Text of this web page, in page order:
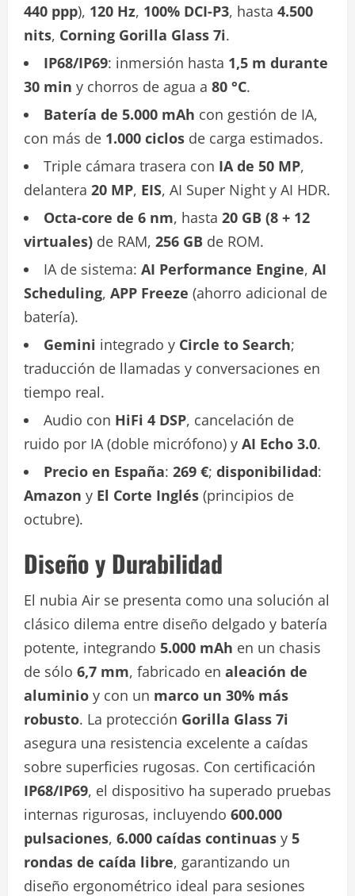
440 ppp), 120 Hz, 100% DCI-P3, hasta 4.500
nits, Corning Gorilla Glass 7i.
IP68/IP69: inmersión hasta 1,5 m durante
30 min y chorros de agua a 80 °C.
Batería de 5.000 mAh con gestión de IA,
con más de 1.000 ciclos de carga estimados.
Triple cámara trasera con IA de 50 MP,
delantera 20 MP, EIS, AI Super Night y AI HDR.
Octa-core de 6 nm, hasta 20 GB (8 + 12
virtuales) de RAM, 256 GB de ROM.
IA de sistema: AI Performance Engine, AI
Scheduling, APP Freeze (ahorro adicional de
batería).
Gemini integrado y Circle to Search;
traducción de llamadas y conversaciones en
tiempo real.
Audio con HiFi 4 DSP, cancelación de
ruido por IA (doble micrófono) y AI Echo 3.0.
Precio en España: 269 €; disponibilidad:
Amazon y El Corte Inglés (principios de
octubre).
Diseño y Durabilidad
El nubia Air se presenta como una solución al
clásico dilema entre diseño delgado y batería
potente, integrando 5.000 mAh en un chasis
de sólo 6,7 mm, fabricado en aleación de
aluminio y con un marco un 30% más
robusto. La protección Gorilla Glass 7i
asegura una resistencia excelente a caídas
sobre superficies rugosas. Con certificación
IP68/IP69, el dispositivo ha superado pruebas
internas rigurosas, incluyendo 600.000
pulsaciones, 6.000 caídas continuas y 5
rondas de caída libre, garantizando un
diseño ergonométrico ideal para sesiones